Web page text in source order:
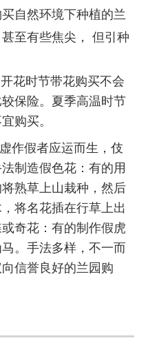
自然环境下种植的兰
至有些焦尖， 但引种
花时节带花购买不会
保险。夏季高温时节
购买。
作假者应运而生，伎
制造假色花：有的用
熟草上山栽种，然后
将名花插在行草上出
奇花：有的制作假虎
。手法多样，不一而
信誉良好的兰园购